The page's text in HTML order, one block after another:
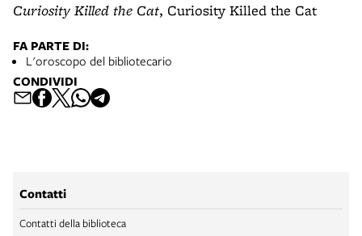
Curiosity Killed the Cat, Curiosity Killed the Cat
FA PARTE DI:
L'oroscopo del bibliotecario
CONDIVIDI
Contatti
Contatti della biblioteca